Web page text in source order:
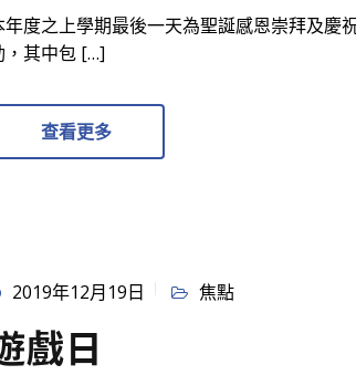
年度之上學期最後一天為聖誕感恩崇拜及慶
，其中包 […]
查看更多
2019年12月19日 焦點
戲日